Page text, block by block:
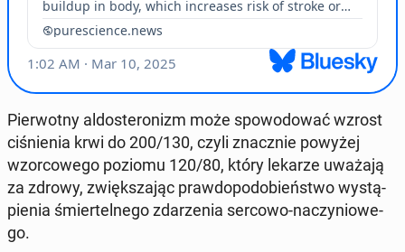
Pier­wot­ny al­do­ste­ro­nizm może spo­wo­do­wać wzrost
ci­śnie­nia krwi do 200/130, czyli znacz­nie powyżej
wzor­co­we­go poziomu 120/80, który lekarze uważają
za zdrowy, zwięk­sza­jąc praw­do­po­do­bień­stwo wy­stą­
pie­nia śmier­tel­ne­go zda­rze­nia sercowo-na­czy­nio­we­
go.